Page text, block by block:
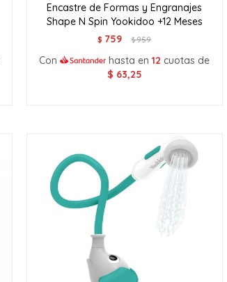
Encastre de Formas y Engranajes
Shape N Spin Yookidoo +12 Meses
$ 759 $959
Con hasta en12 cuotas de
$ 63,25